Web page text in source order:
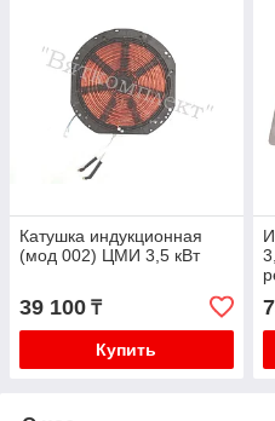
Катушка индукционная
(мод 002) ЦМИ 3,5 кВт
39 100 ₸
Купить